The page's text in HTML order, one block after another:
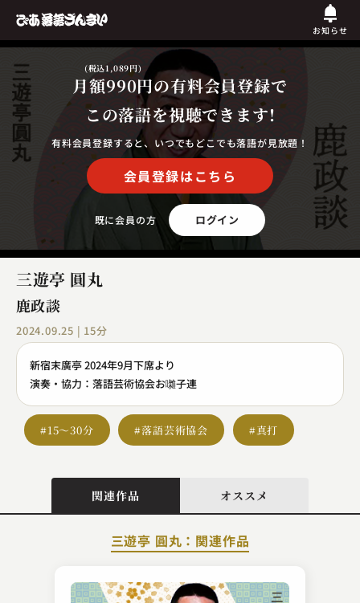
お知らせ
月額990円
(税込1,089円)
の有料会員登録で
この落語を視聴できます!
有料会員登録すると、いつでもどこでも落語が見放題！
会員登録はこちら
既に会員の方 ログイン
三遊亭 圓丸
鹿政談
2024.09.25 | 15分
新宿末廣亭 2024年9月下席より
演奏・協力：落語芸術協会お囃子連
#15～30分 #落語芸術協会 #真打
関連作品 オススメ
三遊亭 圓丸：関連作品